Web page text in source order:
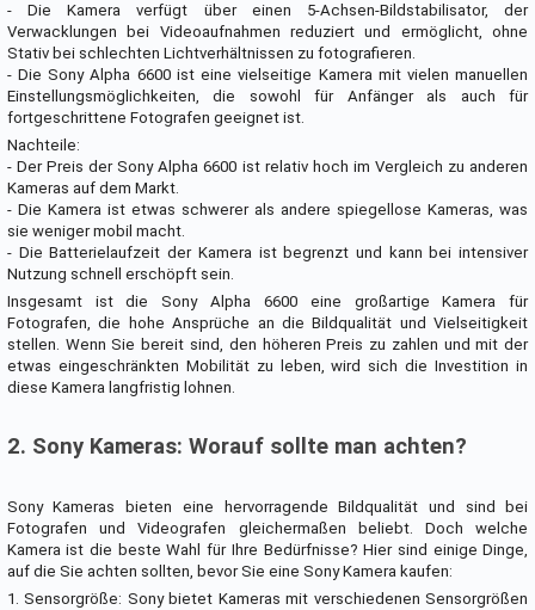
- Die Kamera verfügt über einen 5-Achsen-Bildstabilisator, der
Verwacklungen bei Videoaufnahmen reduziert und ermöglicht, ohne
Stativ bei schlechten Lichtverhältnissen zu fotografieren.
- Die Sony Alpha 6600 ist eine vielseitige Kamera mit vielen manuellen
Einstellungsmöglichkeiten, die sowohl für Anfänger als auch für
fortgeschrittene Fotografen geeignet ist.
Nachteile:
- Der Preis der Sony Alpha 6600 ist relativ hoch im Vergleich zu anderen
Kameras auf dem Markt.
- Die Kamera ist etwas schwerer als andere spiegellose Kameras, was
sie weniger mobil macht.
- Die Batterielaufzeit der Kamera ist begrenzt und kann bei intensiver
Nutzung schnell erschöpft sein.
Insgesamt ist die Sony Alpha 6600 eine großartige Kamera für
Fotografen, die hohe Ansprüche an die Bildqualität und Vielseitigkeit
stellen. Wenn Sie bereit sind, den höheren Preis zu zahlen und mit der
etwas eingeschränkten Mobilität zu leben, wird sich die Investition in
diese Kamera langfristig lohnen.
2. Sony Kameras: Worauf sollte man achten?
Sony Kameras bieten eine hervorragende Bildqualität und sind bei
Fotografen und Videografen gleichermaßen beliebt. Doch welche
Kamera ist die beste Wahl für Ihre Bedürfnisse? Hier sind einige Dinge,
auf die Sie achten sollten, bevor Sie eine Sony Kamera kaufen:
1. Sensorgröße: Sony bietet Kameras mit verschiedenen Sensorgrößen